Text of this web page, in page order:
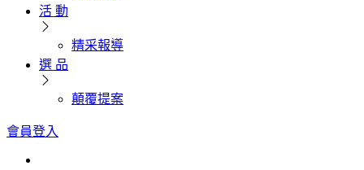
活 動
精采報導
選 品
顛覆提案
會員登入